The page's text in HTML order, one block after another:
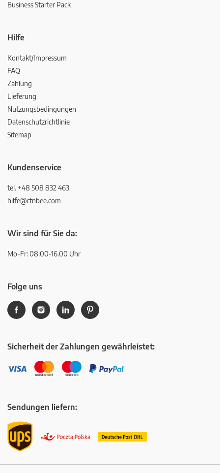
Business Starter Pack
Hilfe
Kontakt/Impressum
FAQ
Zahlung
Lieferung
Nutzungsbedingungen
Datenschutzrichtlinie
Sitemap
Kundenservice
tel. +48 508 832 463
hilfe@ctnbee.com
Wir sind für Sie da:
Mo-Fr: 08:00-16.00 Uhr
Folge uns
Sicherheit der Zahlungen gewährleistet:
Sendungen liefern: